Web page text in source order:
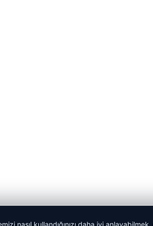
nasıl kullandığınızı daha iyi